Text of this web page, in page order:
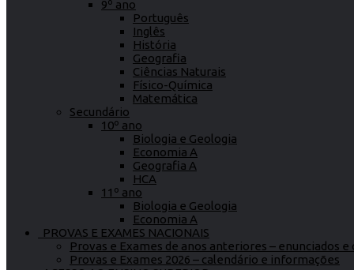
9º ano
Português
Inglês
História
Geografia
Ciências Naturais
Físico-Química
Matemática
Secundário
10º ano
Biologia e Geologia
Economia A
Geografia A
HCA
11º ano
Biologia e Geologia
Economia A
PROVAS E EXAMES NACIONAIS
Provas e Exames de anos anteriores – enunciados
Provas e Exames 2026 – calendário e informações